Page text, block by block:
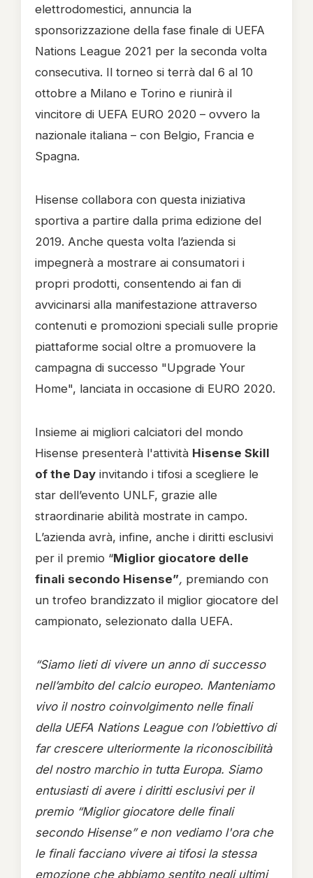
elettrodomestici, annuncia la
sponsorizzazione della fase finale di UEFA
Nations League 2021 per la seconda volta
consecutiva. Il torneo si terrà dal 6 al 10
ottobre a Milano e Torino e riunirà il
vincitore di UEFA EURO 2020 – ovvero la
nazionale italiana – con Belgio, Francia e
Spagna.
Hisense collabora con questa iniziativa
sportiva a partire dalla prima edizione del
2019. Anche questa volta l’azienda si
impegnerà a mostrare ai consumatori i
propri prodotti, consentendo ai fan di
avvicinarsi alla manifestazione attraverso
contenuti e promozioni speciali sulle proprie
piattaforme social oltre a promuovere la
campagna di successo "Upgrade Your
Home", lanciata in occasione di EURO 2020.
Insieme ai migliori calciatori del mondo
Hisense presenterà l'attività Hisense Skill
of the Day invitando i tifosi a scegliere le
star dell’evento UNLF, grazie alle
straordinarie abilità mostrate in campo.
L’azienda avrà, infine, anche i diritti esclusivi
per il premio “Miglior giocatore delle
finali secondo Hisense”, premiando con
un trofeo brandizzato il miglior giocatore del
campionato, selezionato dalla UEFA.
“Siamo lieti di vivere un anno di successo
nell’ambito del calcio europeo. Manteniamo
vivo il nostro coinvolgimento nelle finali
della UEFA Nations League con l’obiettivo di
far crescere ulteriormente la riconoscibilità
del nostro marchio in tutta Europa. Siamo
entusiasti di avere i diritti esclusivi per il
premio “Miglior giocatore delle finali
secondo Hisense” e non vediamo l'ora che
le finali facciano vivere ai tifosi la stessa
emozione che abbiamo sentito negli ultimi